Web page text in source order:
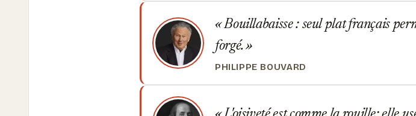
Bouillabaisse : seul plat français
forgé.
PHILIPPE BOUVARD